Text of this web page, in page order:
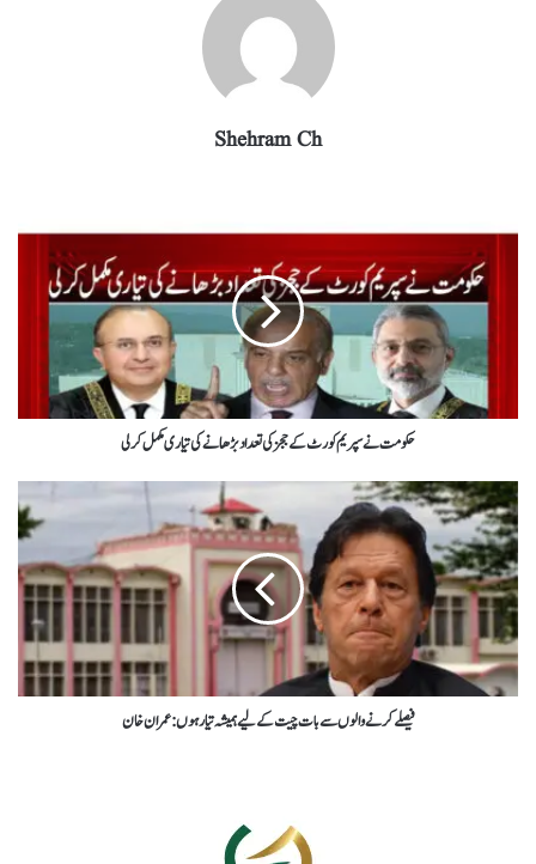
Shehram Ch
حکومت نے سپریم کورٹ کے ججز کی تعداد بڑھانے کی تیاری مکمل کر لی
فیصلے کرنےوالوں سے بات چیت کےلیے ہمیشہ تیار ہوں : عمران خان